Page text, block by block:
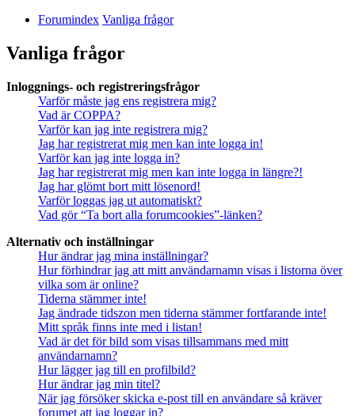
Forumindex Vanliga frågor
Vanliga frågor
Inloggnings- och registreringsfrågor
Varför måste jag ens registrera mig?
Vad är COPPA?
Varför kan jag inte registrera mig?
Jag har registrerat mig men kan inte logga in!
Varför kan jag inte logga in?
Jag har registrerat mig men kan inte logga in längre?!
Jag har glömt bort mitt lösenord!
Varför loggas jag ut automatiskt?
Vad gör “Ta bort alla forumcookies”-länken?
Alternativ och inställningar
Hur ändrar jag mina inställningar?
Hur förhindrar jag att mitt användarnamn visas i listorna över
vilka som är online?
Tiderna stämmer inte!
Jag ändrade tidszon men tiderna stämmer fortfarande inte!
Mitt språk finns inte med i listan!
Vad är det för bild som visas tillsammans med mitt
användarnamn?
Hur lägger jag till en profilbild?
Hur ändrar jag min titel?
När jag försöker skicka e-post till en användare så kräver
forumet att jag loggar in?